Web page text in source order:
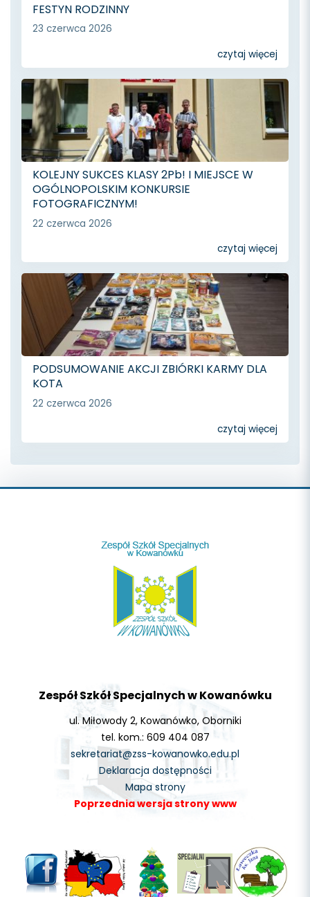
FESTYN RODZINNY
23 czerwca 2026
czytaj więcej
KOLEJNY SUKCES KLASY 2Pb! I MIEJSCE W
OGÓLNOPOLSKIM KONKURSIE
FOTOGRAFICZNYM!
22 czerwca 2026
czytaj więcej
PODSUMOWANIE AKCJI ZBIÓRKI KARMY DLA
KOTA
22 czerwca 2026
czytaj więcej
Zespół Szkół Specjalnych w Kowanówku
ul. Miłowody 2, Kowanówko, Oborniki
tel. kom.: 609 404 087
sekretariat@zss-kowanowko.edu.pl
Deklaracja dostępności
Mapa strony
Poprzednia wersja strony www